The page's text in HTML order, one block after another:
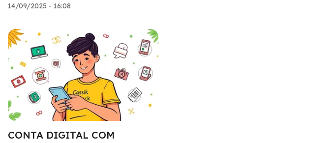
14/09/2025 - 16:08
CONTA DIGITAL COM